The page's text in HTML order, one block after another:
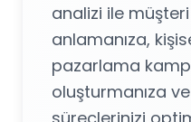
analizi ile müşteri
anlamanıza,
pazarlama
oluşturmanıza